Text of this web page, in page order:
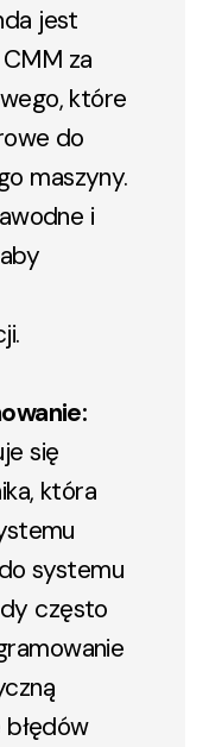
jest
za
które
do
maszyny.
i
się
która
systemu
często